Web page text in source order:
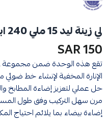
لي زينة ليد 15 ملي 240 ابيض - 3 خط الرائد العربي
150 SAR
تقع هذه الوحدة ضمن مجموعة لي
الإنارة المخفية لإنشاء خط ضوئي
مرن سهل التركيب وفق طول
إضاءة بيضاء بما يلائم احتياج